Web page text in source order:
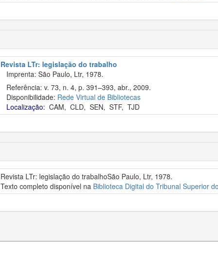
Revista LTr: legislação do trabalho
Imprenta: São Paulo, Ltr, 1978.
Referência: v. 73, n. 4, p. 391–393, abr., 2009.
Disponibilidade: Rede Virtual de Bibliotecas
Localização: CAM, CLD, SEN, STF, TJD
Revista LTr: legislação do trabalhoSão Paulo, Ltr, 1978.
Texto completo disponível na Biblioteca Digital do Tribunal Superior